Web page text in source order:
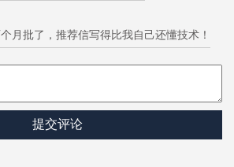
月批了，推荐信写得比我自己还懂技术！
提交评论